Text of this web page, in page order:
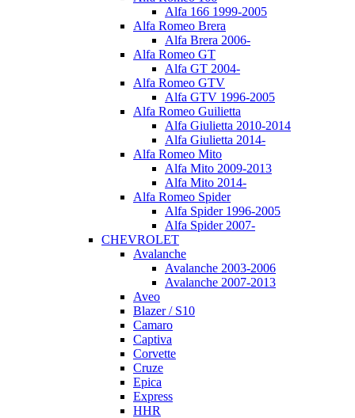
Alfa 166 1999-2005
Alfa Romeo Brera
Alfa Brera 2006-
Alfa Romeo GT
Alfa GT 2004-
Alfa Romeo GTV
Alfa GTV 1996-2005
Alfa Romeo Guilietta
Alfa Giulietta 2010-2014
Alfa Giulietta 2014-
Alfa Romeo Mito
Alfa Mito 2009-2013
Alfa Mito 2014-
Alfa Romeo Spider
Alfa Spider 1996-2005
Alfa Spider 2007-
CHEVROLET
Avalanche
Avalanche 2003-2006
Avalanche 2007-2013
Aveo
Blazer / S10
Camaro
Captiva
Corvette
Cruze
Epica
Express
HHR